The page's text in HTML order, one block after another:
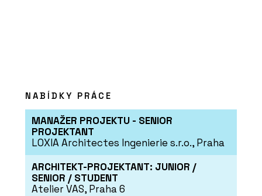
NABÍDKY PRÁCE
MANAŽER PROJEKTU - SENIOR
PROJEKTANT
LOXIA Architectes Ingenierie s.r.o., Praha
ARCHITEKT-PROJEKTANT: JUNIOR /
SENIOR / STUDENT
Atelier VAS, Praha 6